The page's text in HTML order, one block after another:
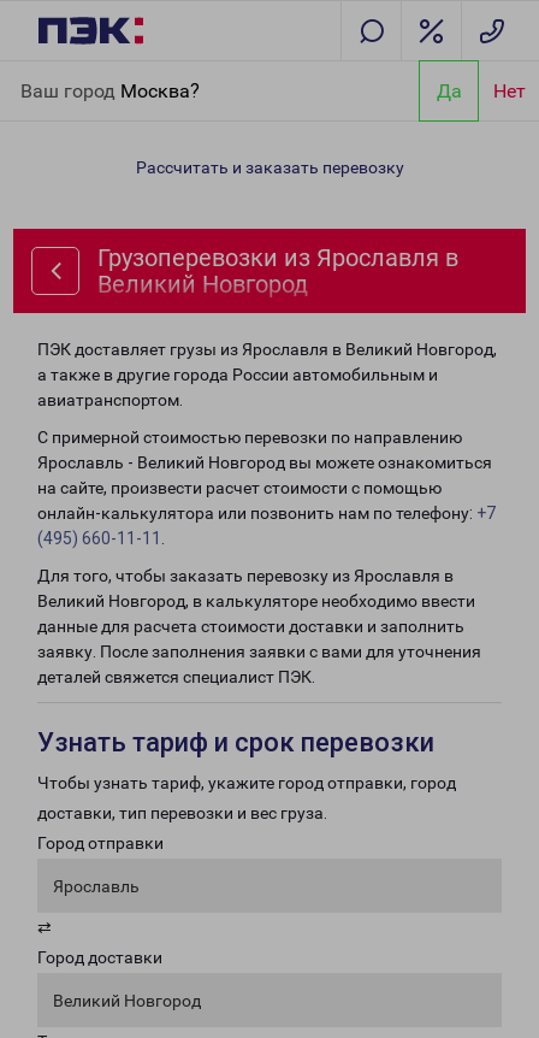
Ваш город Москва? Да Нет
Великий Новгород
Рассчитать и заказать перевозку
Грузоперевозки из Ярославля в
Великий Новгород
ПЭК доставляет грузы из Ярославля в Великий Новгород,
а также в другие города России автомобильным и
авиатранспортом.
С примерной стоимостью перевозки по направлению
Ярославль - Великий Новгород вы можете ознакомиться
на сайте, произвести расчет стоимости с помощью
онлайн-калькулятора или позвонить нам по телефону: +7
(495) 660-11-11
Для того, чтобы заказать перевозку из Ярославля в
Великий Новгород, в калькуляторе необходимо ввести
данные для расчета стоимости доставки и заполнить
заявку. После заполнения заявки с вами для уточнения
деталей свяжется специалист ПЭК.
Узнать тариф и срок перевозки
Чтобы узнать тариф, укажите город отправки, город
доставки, тип перевозки и вес груза.
Город отправки
Ярославль
⇄
Город доставки
Великий Новгород